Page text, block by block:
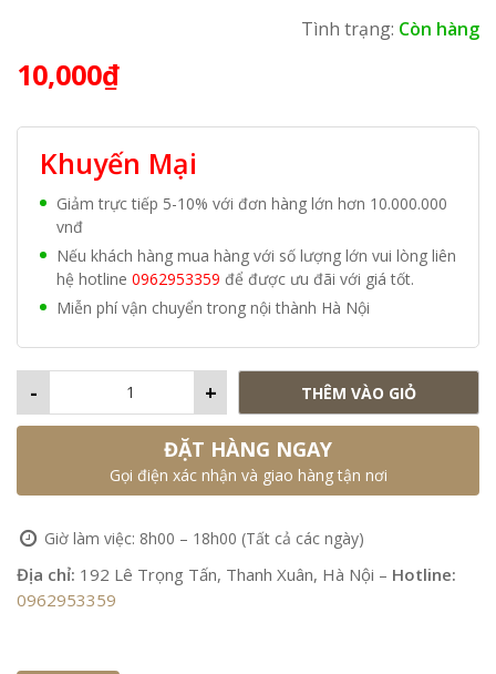
Tình trạng: Còn hàng
10,000₫
Khuyến Mại
Giảm trực tiếp 5-10% với đơn hàng lớn hơn 10.000.000
vnđ
Nếu khách hàng mua hàng với số lượng lớn vui lòng liên
hệ hotline 0962953359 để được ưu đãi với giá tốt.
Miễn phí vận chuyển trong nội thành Hà Nội
+
- THÊM VÀO GIỎ
ĐẶT HÀNG NGAY
Gọi điện xác nhận và giao hàng tận nơi
Giờ làm việc: 8h00 – 18h00 (Tất cả các ngày)
Địa chỉ: 192 Lê Trọng Tấn, Thanh Xuân, Hà Nội – Hotline:
0962953359